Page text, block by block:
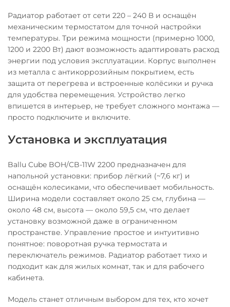
Радиатор работает от сети 220 – 240 В и оснащён
механическим термостатом для точной настройки
температуры. Три режима мощности (примерно 1000,
1200 и 2200 Вт) дают возможность адаптировать расход
энергии под условия эксплуатации. Корпус выполнен
из металла с антикоррозийным покрытием, есть
защита от перегрева и встроенные колёсики и ручка
для удобства перемещения. Устройство легко
впишется в интерьер, не требует сложного монтажа —
просто подключите и включите.
Установка и эксплуатация
Ballu Cube BOH/CB-11W 2200 предназначен для
напольной установки: прибор лёгкий (~7,6 кг) и
оснащён колесиками, что обеспечивает мобильность.
Ширина модели составляет около 25 см, глубина —
около 48 см, высота — около 59,5 см, что делает
установку возможной даже в ограниченном
пространстве. Управление простое и интуитивно
понятное: поворотная ручка термостата и
переключатель режимов. Радиатор работает тихо и
подходит как для жилых комнат, так и для рабочего
кабинета.
Модель станет отличным выбором для тех, кто хочет